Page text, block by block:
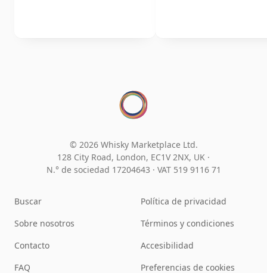
© 2026 Whisky Marketplace Ltd.
128 City Road, London, EC1V 2NX, UK ·
N.° de sociedad 17204643 · VAT 519 9116 71
Buscar
Sobre nosotros
Contacto
FAQ
Política de privacidad
Términos y condiciones
Accesibilidad
Preferencias de cookies